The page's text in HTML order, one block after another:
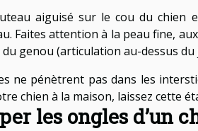
aiguisé sur le cou du
Faites attention à la peau fine,
du genou (articulation au-dessus
ne pénètrent pas dans les
chien à la maison, laissez cette
les ongles d’un